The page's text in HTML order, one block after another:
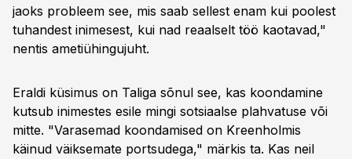
jaoks probleem see, mis saab sellest enam kui poolest
tuhandest inimesest, kui nad reaalselt töö kaotavad,"
nentis ametiühingujuht.
Eraldi küsimus on Taliga sõnul see, kas koondamine
kutsub inimestes esile mingi sotsiaalse plahvatuse või
mitte. "Varasemad koondamised on Kreenholmis
käinud väiksemate portsudega," märkis ta. Kas neil